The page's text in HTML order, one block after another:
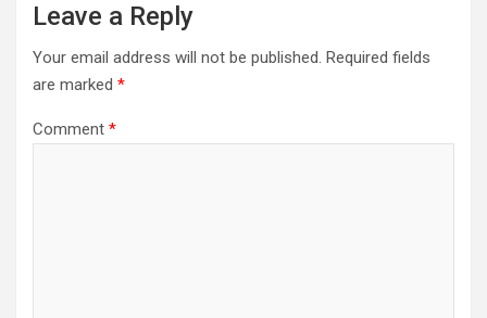
Leave a Reply
Your email address will not be published. Required fields
are marked *
Comment *